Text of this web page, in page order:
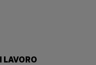
LAVORO